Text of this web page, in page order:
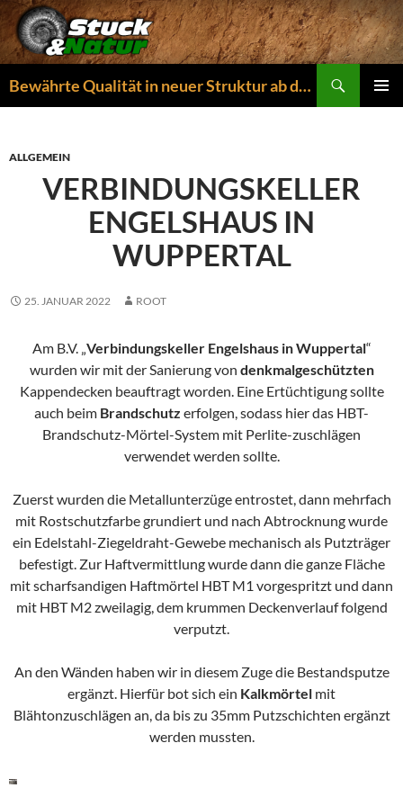
Zum
Inhalt
springen
Bewährte Qualität in neuer Struktur ab dem 01.04.2026
ALLGEMEIN
VERBINDUNGSKELLER
ENGELSHAUS IN
WUPPERTAL
25. JANUAR 2022 ROOT
Am B.V. „Verbindungskeller Engelshaus in Wuppertal“
wurden wir mit der Sanierung von denkmalgeschützten
Kappendecken beauftragt worden. Eine Ertüchtigung sollte
auch beim Brandschutz erfolgen, sodass hier das HBT-
Brandschutz-Mörtel-System mit Perlite-zuschlägen
verwendet werden sollte.
Zuerst wurden die Metallunterzüge entrostet, dann mehrfach
mit Rostschutzfarbe grundiert und nach Abtrocknung wurde
ein Edelstahl-Ziegeldraht-Gewebe mechanisch als Putzträger
befestigt. Zur Haftvermittlung wurde dann die ganze Fläche
mit scharfsandigen Haftmörtel HBT M1 vorgespritzt und dann
mit HBT M2 zweilagig, dem krummen Deckenverlauf folgend
verputzt.
An den Wänden haben wir in diesem Zuge die Bestandsputze
ergänzt. Hierfür bot sich ein Kalkmörtel mit
Blähtonzuschlägen an, da bis zu 35mm Putzschichten ergänzt
werden mussten.